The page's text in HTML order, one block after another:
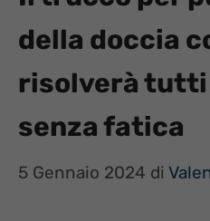
della doccia
risolverà tutti
senza fatica
5 Gennaio 2024 di